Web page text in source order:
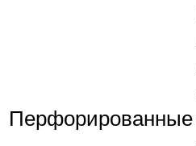
Перфорированные